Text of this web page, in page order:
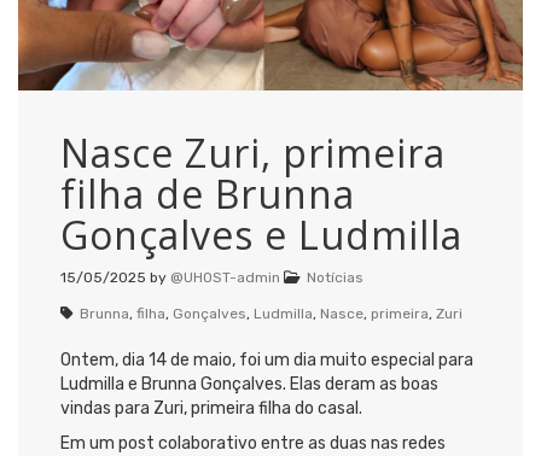
Nasce Zuri, primeira
filha de Brunna
Gonçalves e Ludmilla
15/05/2025 by @UHOST-admin Notícias
Brunna, filha, Gonçalves, Ludmilla, Nasce, primeira, Zuri
Ontem, dia 14 de maio, foi um dia muito especial para
Ludmilla e Brunna Gonçalves. Elas deram as boas
vindas para Zuri, primeira filha do casal.
Em um post colaborativo entre as duas nas redes